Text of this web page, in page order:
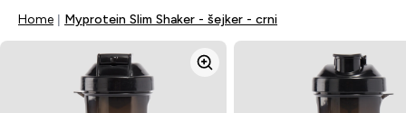
Home Myprotein Slim Shaker - šejker - crni